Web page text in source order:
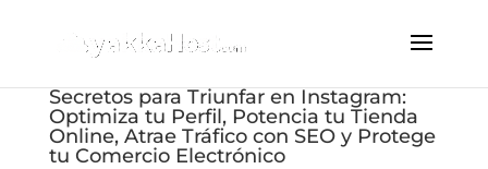
Secretos para Triunfar en Instagram:
Optimiza tu Perfil, Potencia tu Tienda
Online, Atrae Tráfico con SEO y Protege
tu Comercio Electrónico